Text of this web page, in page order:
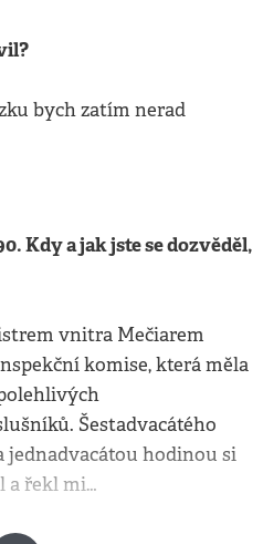
bych zatím nerad
Kdy a jak jste se dozvěděl,
vnitra Mečiarem
komise, která měla
Šestadvacátého
jednadvacátou hodinou si
a řekl mi…